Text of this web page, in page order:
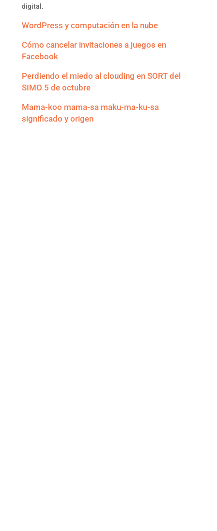
digital.
WordPress y computación en la nube
Cómo cancelar invitaciones a juegos en
Facebook
Perdiendo el miedo al clouding en SORT del
SIMO 5 de octubre
Mama-koo mama-sa maku-ma-ku-sa
significado y origen